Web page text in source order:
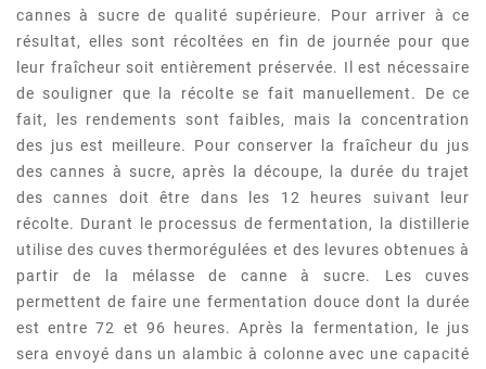
cannes à sucre de qualité supérieure. Pour arriver à ce
résultat, elles sont récoltées en fin de journée pour que
leur fraîcheur soit entièrement préservée. Il est nécessaire
de souligner que la récolte se fait manuellement. De ce
fait, les rendements sont faibles, mais la concentration
des jus est meilleure. Pour conserver la fraîcheur du jus
des cannes à sucre, après la découpe, la durée du trajet
des cannes doit être dans les 12 heures suivant leur
récolte. Durant le processus de fermentation, la distillerie
utilise des cuves thermorégulées et des levures obtenues à
partir de la mélasse de canne à sucre. Les cuves
permettent de faire une fermentation douce dont la durée
est entre 72 et 96 heures. Après la fermentation, le jus
sera envoyé dans un alambic à colonne avec une capacité